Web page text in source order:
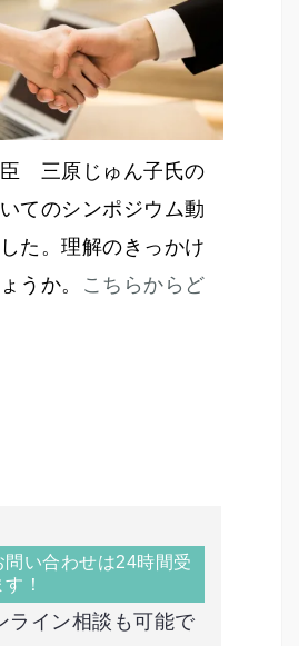
三原じゅん子氏の
てのシンポジウム動
た。理解のきっかけ
うか。 こちらからど
問い合わせは24時間受
！
ンライン相談も可能で